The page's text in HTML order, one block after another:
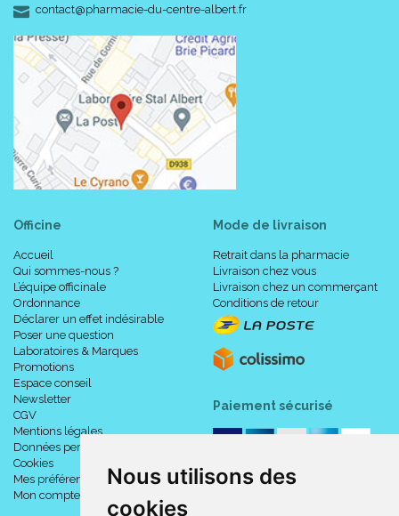
Nous utilisons des
cookies
contact-
@-
pharmacie-du-centre-albert.fr
Officine
Accueil
Qui sommes-nous ?
L’équipe officinale
Ordonnance
Déclarer un effet indésirable
Poser une question
Laboratoires & Marques
Promotions
Espace conseil
Newsletter
CGV
Mentions légales
Données personnelles
Cookies
Mes préférences Cookies
Mon compte
Mode de livraison
Retrait dans la pharmacie
Livraison chez vous
Livraison chez un commerçant
Conditions de retour
Paiement sécurisé